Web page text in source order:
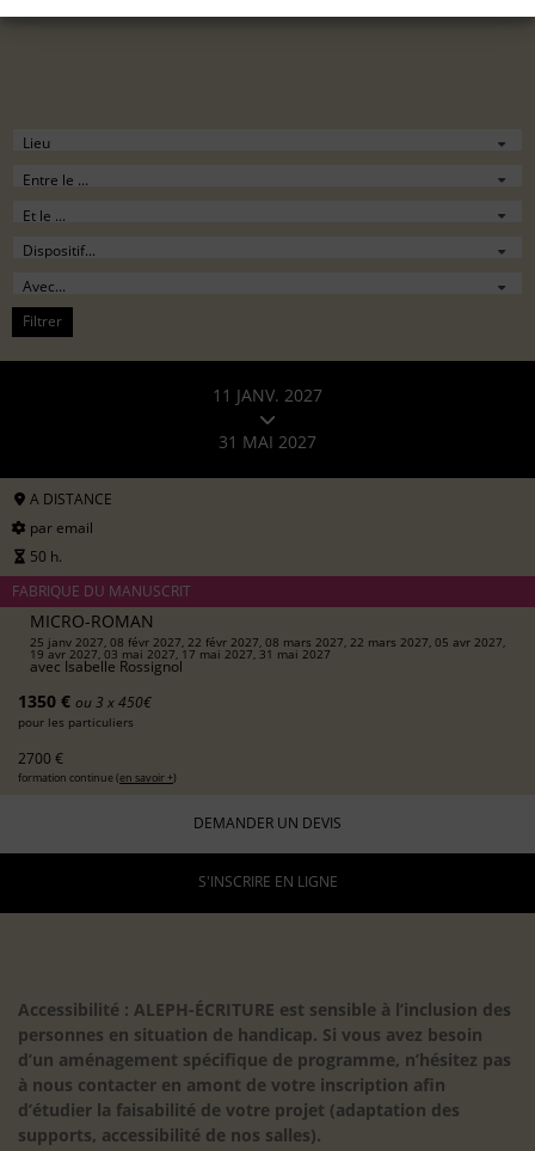
Filtrer
11 JANV. 2027
31 MAI 2027
A DISTANCE
par email
50 h.
FABRIQUE DU MANUSCRIT
MICRO-ROMAN
25 janv 2027, 08 févr 2027, 22 févr 2027, 08 mars 2027, 22 mars 2027, 05 avr 2027,
19 avr 2027, 03 mai 2027, 17 mai 2027, 31 mai 2027
avec Isabelle Rossignol
1350 € ou 3 x 450€
pour les particuliers
2700 €
formation continue (en savoir +)
DEMANDER UN DEVIS
S'INSCRIRE EN LIGNE
Accessibilité : ALEPH-ÉCRITURE est sensible à l’inclusion des
personnes en situation de handicap. Si vous avez besoin
d’un aménagement spécifique de programme, n’hésitez pas
à nous contacter en amont de votre inscription afin
d’étudier la faisabilité de votre projet (adaptation des
supports, accessibilité de nos salles).